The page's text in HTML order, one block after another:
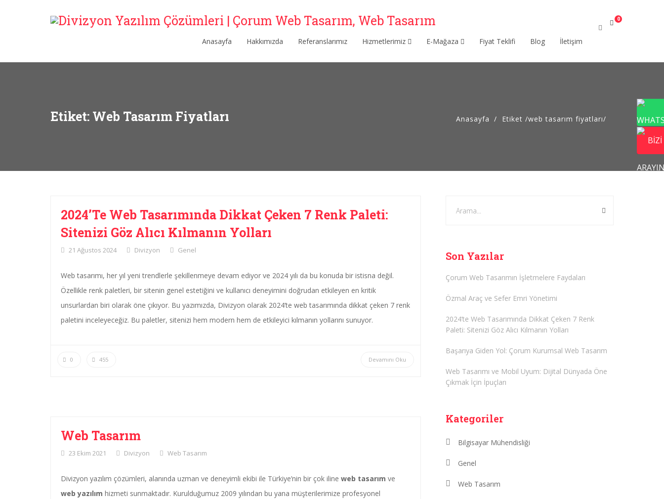
0
Anasayfa Hakkımızda Referanslarımız Hizmetlerimiz E-Mağaza Fiyat Teklifi Blog İletişim
Etiket: Web Tasarım Fiyatları Anasayfa Etiket /web tasarım fiyatları/
2024’te Web Tasarımında Dikkat Çeken 7 Renk Paleti:
Sitenizi Göz Alıcı Kılmanın Yolları
21 Ağustos 2024 Divizyon Genel
Web tasarımı, her yıl yeni trendlerle şekillenmeye devam ediyor ve 2024 yılı da bu konuda bir istisna değil.
Özellikle renk paletleri, bir sitenin genel estetiğini ve kullanıcı deneyimini doğrudan etkileyen en kritik
unsurlardan biri olarak öne çıkıyor. Bu yazımızda, Divizyon olarak 2024’te web tasarımında dikkat çeken 7 renk
paletini inceleyeceğiz. Bu paletler, sitenizi hem modern hem de etkileyici kılmanın yollarını sunuyor.
Devamını Oku
0 455
Web Tasarım
23 Ekim 2021 Divizyon Web Tasarım
Divizyon yazılım çözümleri, alanında uzman ve deneyimli ekibi ile Türkiye’nin bir çok iline web tasarım ve
web yazılım hizmeti sunmaktadır. Kurulduğumuz 2009 yılından bu yana müşterilerimize profesyonel
Son Yazılar
Çorum Web Tasarımın İşletmelere Faydaları
Özmal Araç ve Sefer Emri Yönetimi
2024’te Web Tasarımında Dikkat Çeken 7 Renk
Paleti: Sitenizi Göz Alıcı Kılmanın Yolları
Başarıya Giden Yol: Çorum Kurumsal Web Tasarım
Web Tasarımı ve Mobil Uyum: Dijital Dünyada Öne
Çıkmak İçin İpuçları
Kategoriler
Bilgisayar Mühendisliği
Genel
Web Tasarım